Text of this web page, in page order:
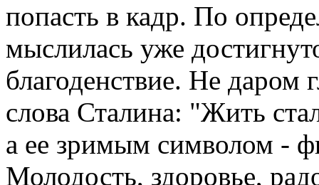
попасть в кадр. По
мыслилась уже
благоденствие. Не даром
слова Сталина: "Жить
а ее зримым символом -
Молодость, здоровье,